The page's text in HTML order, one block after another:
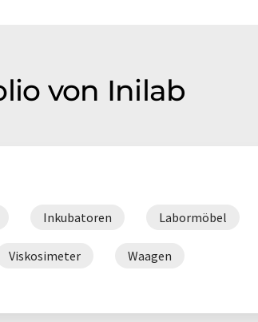
von Inilab
Inkubatoren Labormöbel
Viskosimeter Waagen